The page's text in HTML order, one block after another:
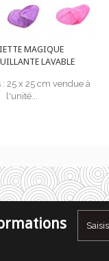
MAGIQUE
LAVABLE
25 x 25 cm vendue à
l'unité...